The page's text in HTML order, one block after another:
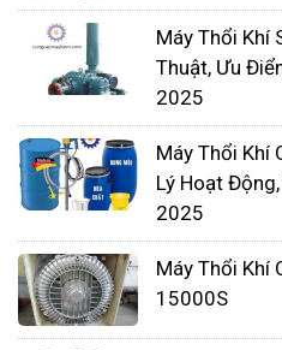
Áp suất tăng lên tạo
đẩy ra khỏi máy thổi
lobe. Khí này sau đó
các đường ống hoặc
dụng cụ thể.
Quá trình hút và đẩy
liên tục khi cánh quạt
Máy Thổi Khí
Thuật, Ưu
2025
Máy Thổi Khí
Lý Hoạt
2025
Máy Thổi Khí
15000S